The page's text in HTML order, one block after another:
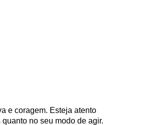
e coragem. Esteja atento
no seu modo de agir.